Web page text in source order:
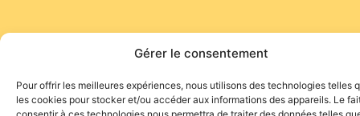
Gérer le consentement
Pour offrir les meilleures expériences, nous utilisons des technologies telles
les cookies pour stocker et/ou accéder aux informations des appareils. Le